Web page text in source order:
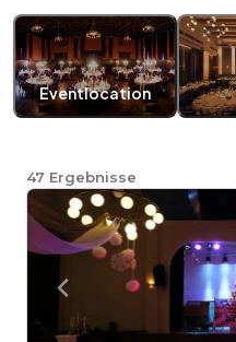
Eventlocation
47 Ergebnisse